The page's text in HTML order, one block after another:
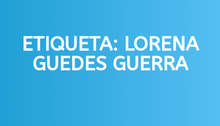
ETIQUETA: LORENA
GUEDES GUERRA